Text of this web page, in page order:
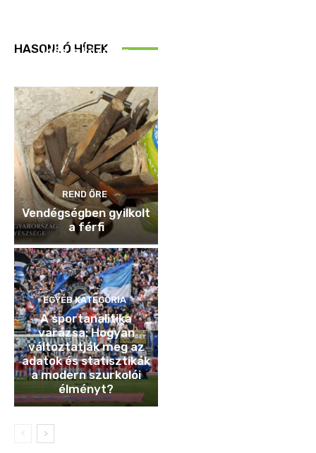
HASONLÓ HÍREK
Idén is közösen
REND ŐRE
Vendégségben gyilkolt
a férfi
EGYÉB KATEGÓRIA
A sportanalitika
varázsa: Hogyan
változtatják meg az
adatok és statisztikák
a modern szurkolói
élményt?